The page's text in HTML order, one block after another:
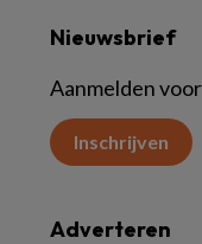
Nieuwsbrief
Aanmelden
Inschrijven
Adverteren